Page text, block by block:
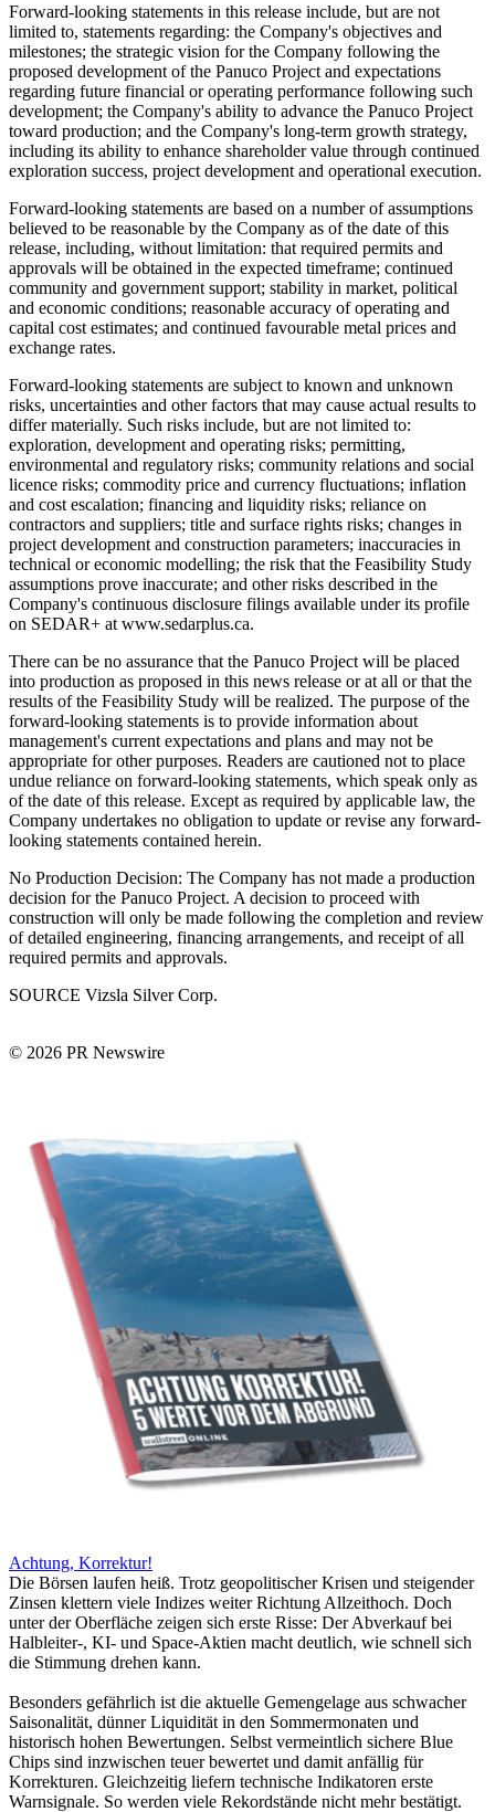
Forward-looking statements in this release include, but are not
limited to, statements regarding: the Company's objectives and
milestones; the strategic vision for the Company following the
proposed development of the Panuco Project and expectations
regarding future financial or operating performance following such
development; the Company's ability to advance the Panuco Project
toward production; and the Company's long-term growth strategy,
including its ability to enhance shareholder value through continued
exploration success, project development and operational execution.
Forward-looking statements are based on a number of assumptions
believed to be reasonable by the Company as of the date of this
release, including, without limitation: that required permits and
approvals will be obtained in the expected timeframe; continued
community and government support; stability in market, political
and economic conditions; reasonable accuracy of operating and
capital cost estimates; and continued favourable metal prices and
exchange rates.
Forward-looking statements are subject to known and unknown
risks, uncertainties and other factors that may cause actual results to
differ materially. Such risks include, but are not limited to:
exploration, development and operating risks; permitting,
environmental and regulatory risks; community relations and social
licence risks; commodity price and currency fluctuations; inflation
and cost escalation; financing and liquidity risks; reliance on
contractors and suppliers; title and surface rights risks; changes in
project development and construction parameters; inaccuracies in
technical or economic modelling; the risk that the Feasibility Study
assumptions prove inaccurate; and other risks described in the
Company's continuous disclosure filings available under its profile
on SEDAR+ at www.sedarplus.ca.
There can be no assurance that the Panuco Project will be placed
into production as proposed in this news release or at all or that the
results of the Feasibility Study will be realized. The purpose of the
forward-looking statements is to provide information about
management's current expectations and plans and may not be
appropriate for other purposes. Readers are cautioned not to place
undue reliance on forward-looking statements, which speak only as
of the date of this release. Except as required by applicable law, the
Company undertakes no obligation to update or revise any forward-
looking statements contained herein.
No Production Decision: The Company has not made a production
decision for the Panuco Project. A decision to proceed with
construction will only be made following the completion and review
of detailed engineering, financing arrangements, and receipt of all
required permits and approvals.
SOURCE Vizsla Silver Corp.
© 2026 PR Newswire
Achtung, Korrektur!
Die Börsen laufen heiß. Trotz geopolitischer Krisen und steigender
Zinsen klettern viele Indizes weiter Richtung Allzeithoch. Doch
unter der Oberfläche zeigen sich erste Risse: Der Abverkauf bei
Halbleiter-, KI- und Space-Aktien macht deutlich, wie schnell sich
die Stimmung drehen kann.
Besonders gefährlich ist die aktuelle Gemengelage aus schwacher
Saisonalität, dünner Liquidität in den Sommermonaten und
historisch hohen Bewertungen. Selbst vermeintlich sichere Blue
Chips sind inzwischen teuer bewertet und damit anfällig für
Korrekturen. Gleichzeitig liefern technische Indikatoren erste
Warnsignale. So werden viele Rekordstände nicht mehr bestätigt.